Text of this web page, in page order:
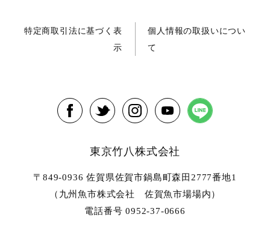
特定商取引法に基づく表
示
個人情報の取扱いについ
て
東京竹八株式会社
〒849-0936 佐賀県佐賀市鍋島町森田2777番地1
（九州魚市株式会社 佐賀魚市場場内）
電話番号 0952-37-0666